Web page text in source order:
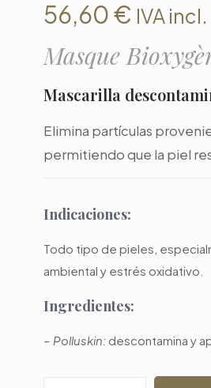
56,60€ IVA incl.
Masque
Mascarilla
Elimina partículas
permitiendo que la piel
Indicaciones:
Todo tipo de pieles,
ambiental y estrés oxidativo.
Ingredientes:
– Polluskin: descontamina y